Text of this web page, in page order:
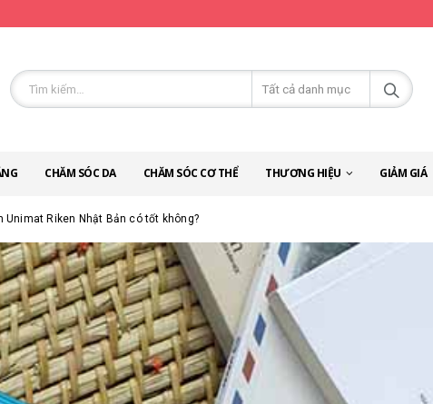
CHĂM SÓC DA CHĂM SÓC CƠ THỂ THƯƠNG HIỆU GIẢM GIÁ
Unimat Riken Nhật Bản có tốt không?